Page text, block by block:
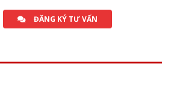
ĐĂNG KÝ TƯ VẤN